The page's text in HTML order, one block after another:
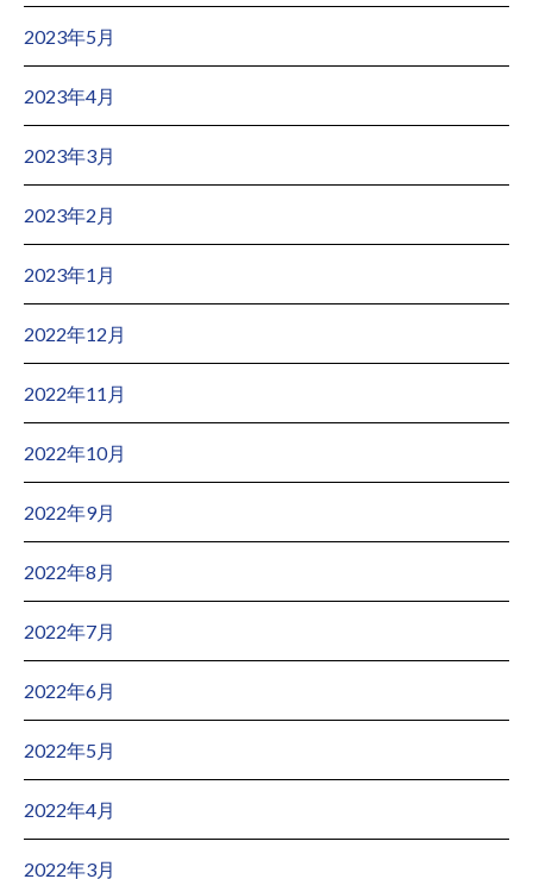
2023年5月
2023年4月
2023年3月
2023年2月
2023年1月
2022年12月
2022年11月
2022年10月
2022年9月
2022年8月
2022年7月
2022年6月
2022年5月
2022年4月
2022年3月